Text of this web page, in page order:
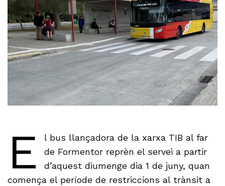
E
l bus llançadora de la xarxa TIB al far
de Formentor reprèn el servei a partir
d’aquest diumenge dia 1 de juny, quan
comença el període de restriccions al trànsit a